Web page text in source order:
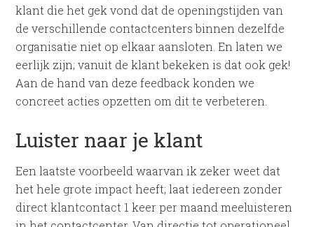
klant die het gek vond dat de openingstijden van
de verschillende contactcenters binnen dezelfde
organisatie niet op elkaar aansloten. En laten we
eerlijk zijn; vanuit de klant bekeken is dat ook gek!
Aan de hand van deze feedback konden we
concreet acties opzetten om dit te verbeteren.
Luister naar je klant
Een laatste voorbeeld waarvan ik zeker weet dat
het hele grote impact heeft; laat iedereen zonder
direct klantcontact 1 keer per maand meeluisteren